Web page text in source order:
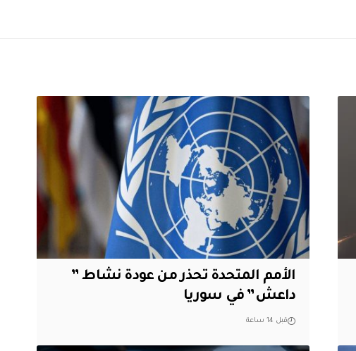
الأمم المتحدة تحذر من عودة نشاط ”
داعش” في سوريا
قبل 14 ساعة